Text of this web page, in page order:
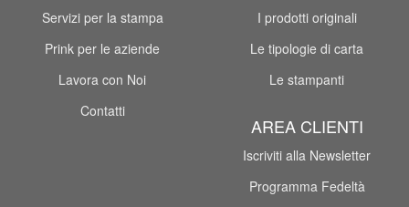
Servizi per la stampa
Prink per le aziende
Lavora con Noi
Contatti
I prodotti originali
Le tipologie di carta
Le stampanti
AREA CLIENTI
Iscriviti alla Newsletter
Programma Fedeltà